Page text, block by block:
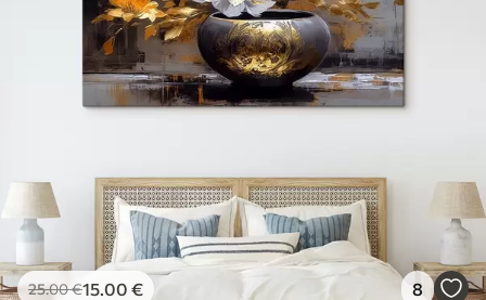
25.00€15.00 € 8